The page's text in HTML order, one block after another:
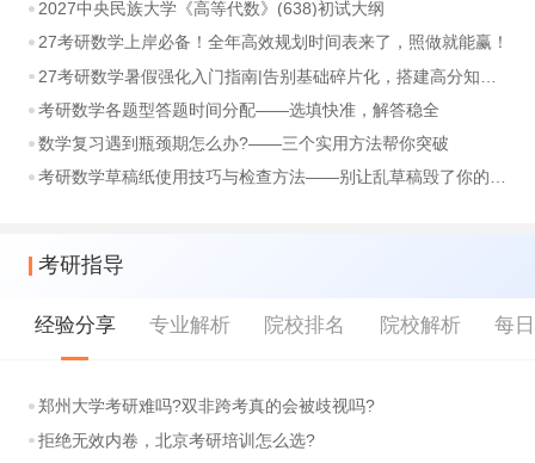
2027中央民族大学《高等代数》(638)初试大纲
27考研数学上岸必备！全年高效规划时间表来了，照做就能赢！
27考研数学暑假强化入门指南|告别基础碎片化，搭建高分知识体系
考研数学各题型答题时间分配——选填快准，解答稳全
数学复习遇到瓶颈期怎么办?——三个实用方法帮你突破
考研数学草稿纸使用技巧与检查方法——别让乱草稿毁了你的分数
考研指导
经验分享 专业解析 院校排名 院校解析 每
郑州大学考研难吗?双非跨考真的会被歧视吗?
拒绝无效内卷，北京考研培训怎么选?